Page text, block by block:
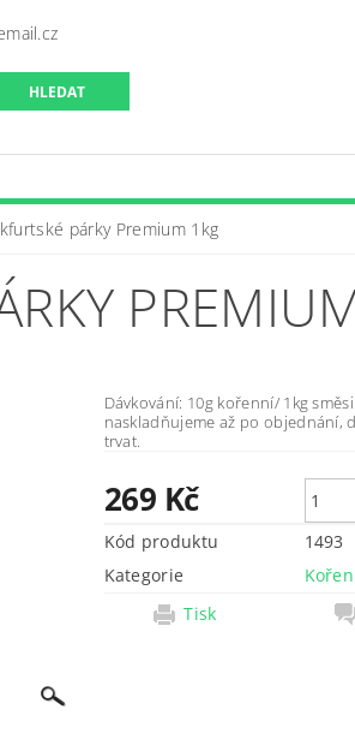
párky Premium 1kg
Dávkování: 10g kořenní/ 1kg
naskladňujeme až po objednání,
trvat.
269 Kč
Kód produktu
1493
Kategorie
Tisk